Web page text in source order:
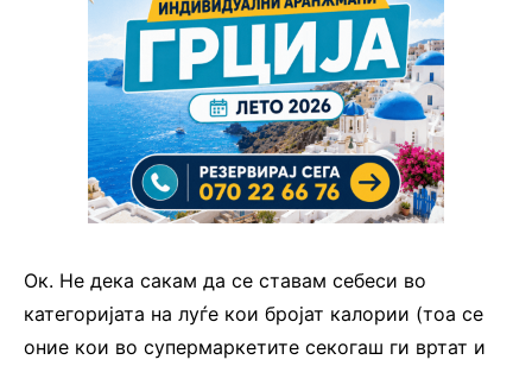
Ок. Не дека сакам да се ставам себеси во
категоријата на луѓе кои бројат калории (тоа се
оние кои во супермаркетите секогаш ги вртат и